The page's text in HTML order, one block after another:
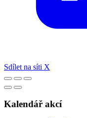
Sdílet na síti X
Kalendář akcí